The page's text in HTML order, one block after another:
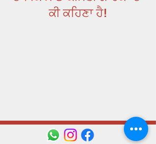
ਕੀ ਕਹਿਣਾ ਹੈ!